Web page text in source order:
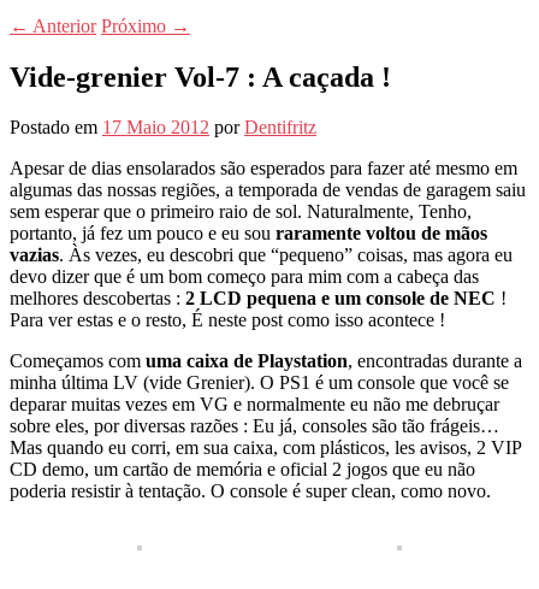
← Anterior Próximo →
Vide-grenier Vol-7 : A caçada !
Postado em 17 Maio 2012 porDentifritz
Apesar de dias ensolarados são esperados para fazer até mesmo em
algumas das nossas regiões, a temporada de vendas de garagem saiu
sem esperar que o primeiro raio de sol. Naturalmente, Tenho,
portanto, já fez um pouco e eu sou raramente voltou de mãos
vazias. Às vezes, eu descobri que “pequeno” coisas, mas agora eu
devo dizer que é um bom começo para mim com a cabeça das
melhores descobertas : 2 LCD pequena e um console de NEC !
Para ver estas e o resto, É neste post como isso acontece !
Começamos com uma caixa de Playstation, encontradas durante a
minha última LV (vide Grenier). O PS1 é um console que você se
deparar muitas vezes em VG e normalmente eu não me debruçar
sobre eles, por diversas razões : Eu já, consoles são tão frágeis…
Mas quando eu corri, em sua caixa, com plásticos, les avisos, 2 VIP
CD demo, um cartão de memória e oficial 2 jogos que eu não
poderia resistir à tentação. O console é super clean, como novo.